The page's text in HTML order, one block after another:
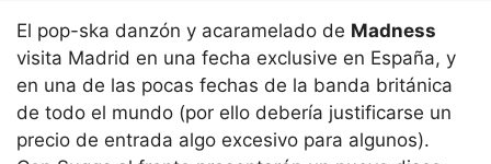
El pop-ska danzón y acaramelado de Madness
visita Madrid en una fecha exclusive en España, y
en una de las pocas fechas de la banda británica
de todo el mundo (por ello debería justificarse un
precio de entrada algo excesivo para algunos).